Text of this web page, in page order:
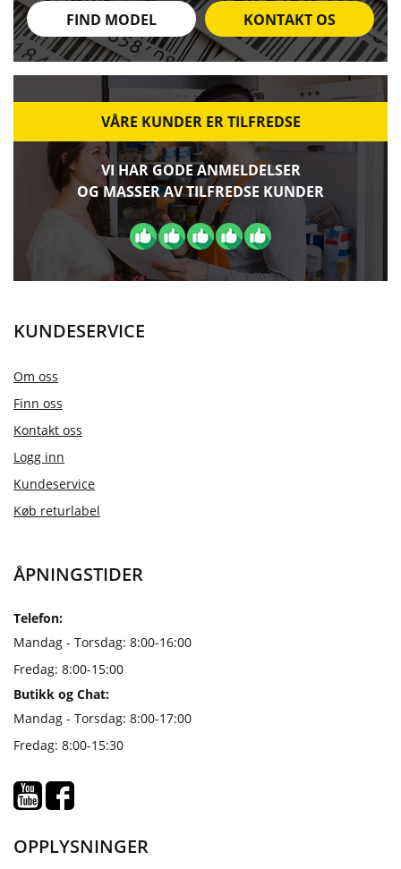
FIND MODEL KONTAKT OS
VÅRE KUNDER ER TILFREDSE
VI HAR GODE ANMELDELSER
OG MASSER AV TILFREDSE KUNDER
KUNDESERVICE
Om oss
Finn oss
Kontakt oss
Logg inn
Kundeservice
Køb returlabel
ÅPNINGSTIDER
Telefon:
Mandag - Torsdag: 8:00-16:00
Fredag: 8:00-15:00
Butikk og Chat:
Mandag - Torsdag: 8:00-17:00
Fredag: 8:00-15:30
OPPLYSNINGER